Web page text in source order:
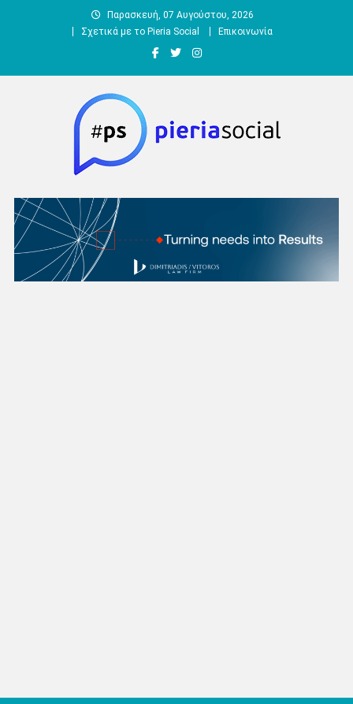
Παρασκευή, 07 Αυγούστου, 2026
Σχετικά με το Pieria Social
Επικοινωνία
Pieria Social